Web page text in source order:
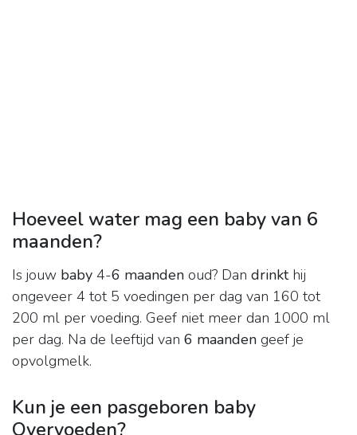
Hoeveel water mag een baby van 6
maanden?
Is jouw baby 4-6 maanden oud? Dan drinkthij
ongeveer 4 tot 5 voedingen per dag van 160 tot
200 ml per voeding. Geef niet meer dan 1000 ml
per dag. Na de leeftijd van 6 maanden geef je
opvolgmelk.
Kun je een pasgeboren baby
Overvoeden?